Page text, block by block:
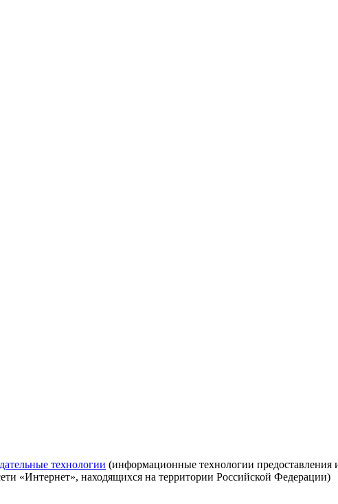
технологии (информационные технологии предоставления
«Интернет», находящихся на территории Российской Федерации)